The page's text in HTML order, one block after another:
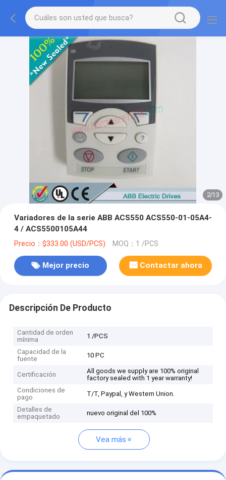
2/13
Variadores de la serie ABB ACS550 ACS550-01-05A4-
4 / ACS5500105A44
Precio：$333.00 (USD/PCS) MOQ：1 /PCS
Mejor precio Contactar ahora
Descripción De Producto
Cantidad de orden
mínima
1 /PCS
Capacidad de la
fuente
10 PC
Certificación
All goods we supply are 100% original
factory sealed with 1 year warranty!
Condiciones de
pago
T/T, Paypal, y Western Union.
Detalles de
empaquetado
nuevo original del 100%
Vea más